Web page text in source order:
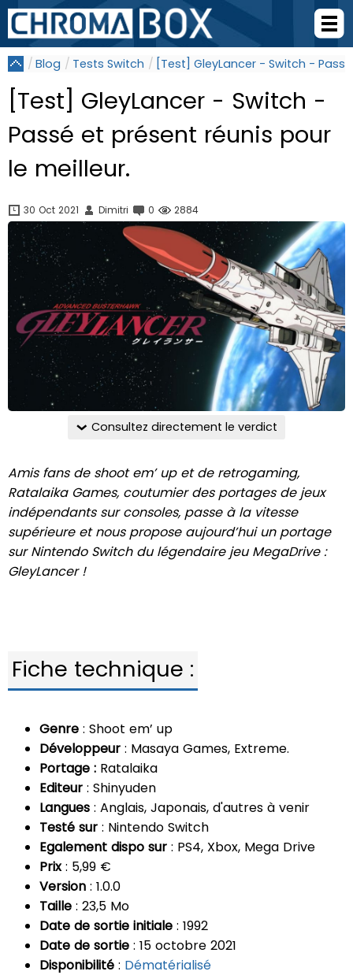
Blog Tests Switch [Test] GleyLancer - Switch -
[Test] GleyLancer - Switch -
Passé et présent réunis pour
le meilleur.
30 Oct 2021 Dimitri 0 2884
Consultez directement le verdict
Amis fans de shoot em’ up et de retrogaming,
Ratalaika Games, coutumier des portages de jeux
indépendants sur consoles, passe à la vitesse
supérieure et nous propose aujourd’hui un portage
sur Nintendo Switch du légendaire jeu MegaDrive :
GleyLancer !
Fiche technique :
Genre : Shoot em’ up
Développeur : Masaya Games, Extreme.
Portage : Ratalaika
Editeur : Shinyuden
Langues : Anglais, Japonais, d'autres à venir
Testé sur : Nintendo Switch
Egalement dispo sur : PS4, Xbox, Mega Drive
Prix: 5,99 €
Version : 1.0.0
Taille : 23,5 Mo
Date de sortie initiale : 1992
Date de sortie : 15 octobre 2021
Disponibilité : Dématérialisé